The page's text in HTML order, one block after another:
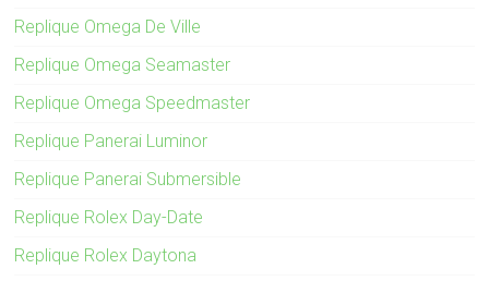
Replique Omega De Ville
Replique Omega Seamaster
Replique Omega Speedmaster
Replique Panerai Luminor
Replique Panerai Submersible
Replique Rolex Day-Date
Replique Rolex Daytona